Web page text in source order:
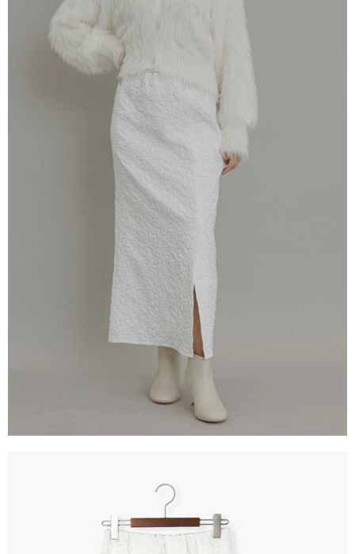
3.實際核准額度、可分期數及費用金額請依後續交易確認頁面所載為準。
4.訂單成立30分鐘內，如未前往確認交易或遇審核未通過，訂單將自動取
消。如遇「轉專審核」未通過狀況，表示未達大哥付你分期系統評分，恕無
法說明評估內容。
【繳款方式說明】
1.分期款項不併入電信帳單，「大哥付你分期」於每月結算日後寄送繳費提
2.透過簡訊連結打開帳單後，可選擇「超商條碼／台灣大直營門市／銀行轉
帳／街口支付／iPASS MONEY」等通路繳費。
1.本服務係由「台灣大哥大股份有限公司」（以下簡稱本公司）所提供，讓
用戶於交易時，得透過本服務購買商品或服務，並由商店將買賣／分期付款
買賣價金債權讓與本公司後，依約使用本公司帳單繳交帳款。
2.基於同意付款使用「大哥付你分期」之契約關係目的，商店將以您的個人
資料（包含姓名、電話或地址）提供予台灣大哥大進項蒐集、處理及利用，
由本公司與您本人進行分期帳單所需資料之確認、核對及更正。
3.完整用戶服務條款，請詳閱以下連結： https://oppay.tw/userRule
AFTEE先享後付是「在收到商品之後才付款」的支付方式。 讓您購物簡單
便利好安心！
１．簡單：不需註冊會員、不需綁卡、不需儲值。
２．便利：只要手機號碼，簡訊認證，即可結帳。
３．安心：先確認商品／服務後，再付款。
【「AFTEE先享後付」結帳流程】
１．於結帳方式選擇「AFTEE先享後付」後，將跳轉至「AFTEE先享後付」
結帳頁面，進行簡訊認證並確認金額後，即可完成結帳。
２．訂單成立數日內，您將收到繳費通知簡訊。
３．收到繳費通知簡訊後14天內，點擊此簡訊中的連結，可透過四大超商／
ATM／網路銀行／等多元方式進行付款，方視為交易完成。
※ 請注意：結帳手續完成當下不需立刻繳費，但若您需要取消訂單，請聯絡
購買商品的店家。未經商家同意取消之訂單仍視為有效，需透過AFTEE先享
※ 交易是否成功請以「AFTEE先享後付 」之結帳頁面顯示為準，若有關於
是否繳費成功／繳費後需取消欲退款等相關疑問，請聯繫「AFTEE先享後付
https://netprotections.freshdesk.com/support/home
１．透過由恩沛科技股份有限公司提供之「AFTEE先享後付」服務完成之交
易，需依本服務之必要範圍內提供個人資料，並將交易相關給付款項請求債
權轉讓予恩沛科技股份有限公司。
２．關於個人資料處理事宜，請瀏覽以下網址：
３．未成年的使用者請事先徵得法定代理人或監護人之同意方可使用
４．使用「AFTEE先享後付」時，將依據個別帳號之用戶狀況，依本公司即
時審查核予不同之上限額度；若仍有額度不足之情形，本公司將視審查結果
請求用戶進行身份認證。
運送方式
全家取貨付款
每筆NT$60，滿NT$388(含以上)免運費
每筆NT$60，滿NT$388(含以上)免運費
每筆NT$60，滿NT$888(含以上)免運費
每筆NT$60，滿NT$888(含以上)免運費
每筆NT$60，滿NT$888(含以上)免運費
每筆NT$60，滿NT$888(含以上)免運費